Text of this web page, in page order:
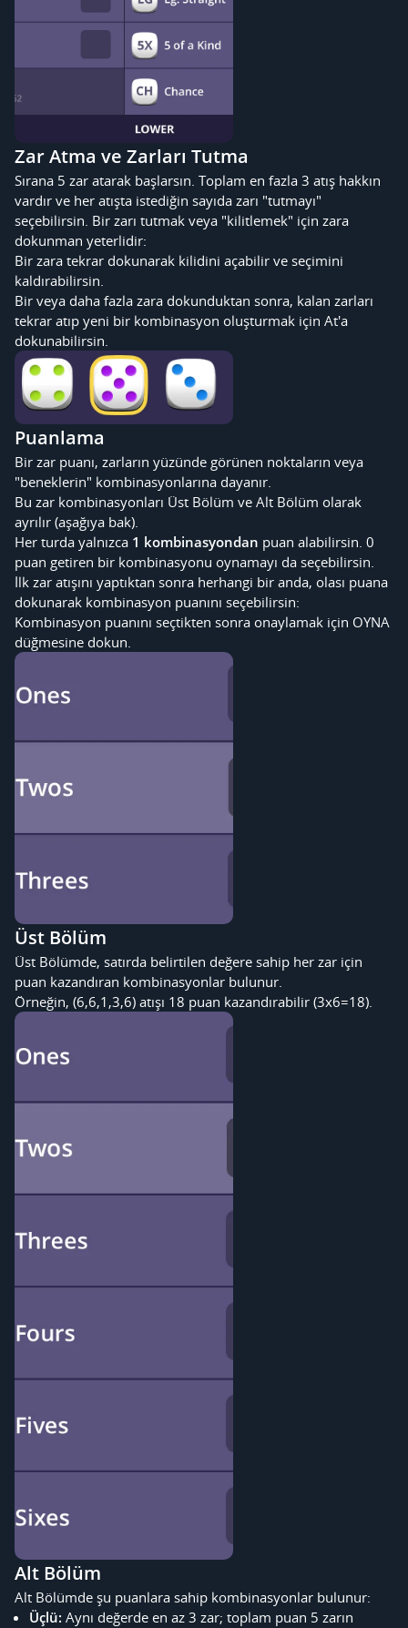
Zar Atma ve Zarları Tutma
Sırana 5 zar atarak başlarsın. Toplam en fazla 3 atış hakkın
vardır ve her atışta istediğin sayıda zarı "tutmayı"
seçebilirsin. Bir zarı tutmak veya "kilitlemek" için zara
dokunman yeterlidir:
Bir zara tekrar dokunarak kilidini açabilir ve seçimini
kaldırabilirsin.
Bir veya daha fazla zara dokunduktan sonra, kalan zarları
tekrar atıp yeni bir kombinasyon oluşturmak için At'a
dokunabilirsin.
Puanlama
Bir zar puanı, zarların yüzünde görünen noktaların veya
"beneklerin" kombinasyonlarına dayanır.
Bu zar kombinasyonları Üst Bölüm ve Alt Bölüm olarak
ayrılır (aşağıya bak).
Her turda yalnızca 1 kombinasyondan puan alabilirsin. 0
puan getiren bir kombinasyonu oynamayı da seçebilirsin.
İlk zar atışını yaptıktan sonra herhangi bir anda, olası puana
dokunarak kombinasyon puanını seçebilirsin:
Kombinasyon puanını seçtikten sonra onaylamak için OYNA
düğmesine dokun.
Üst Bölüm
Üst Bölümde, satırda belirtilen değere sahip her zar için
puan kazandıran kombinasyonlar bulunur.
Örneğin, (6,6,1,3,6) atışı 18 puan kazandırabilir (3x6=18).
Alt Bölüm
Alt Bölümde şu puanlara sahip kombinasyonlar bulunur:
Üçlü: Aynı değerde en az 3 zar; toplam puan 5 zarın